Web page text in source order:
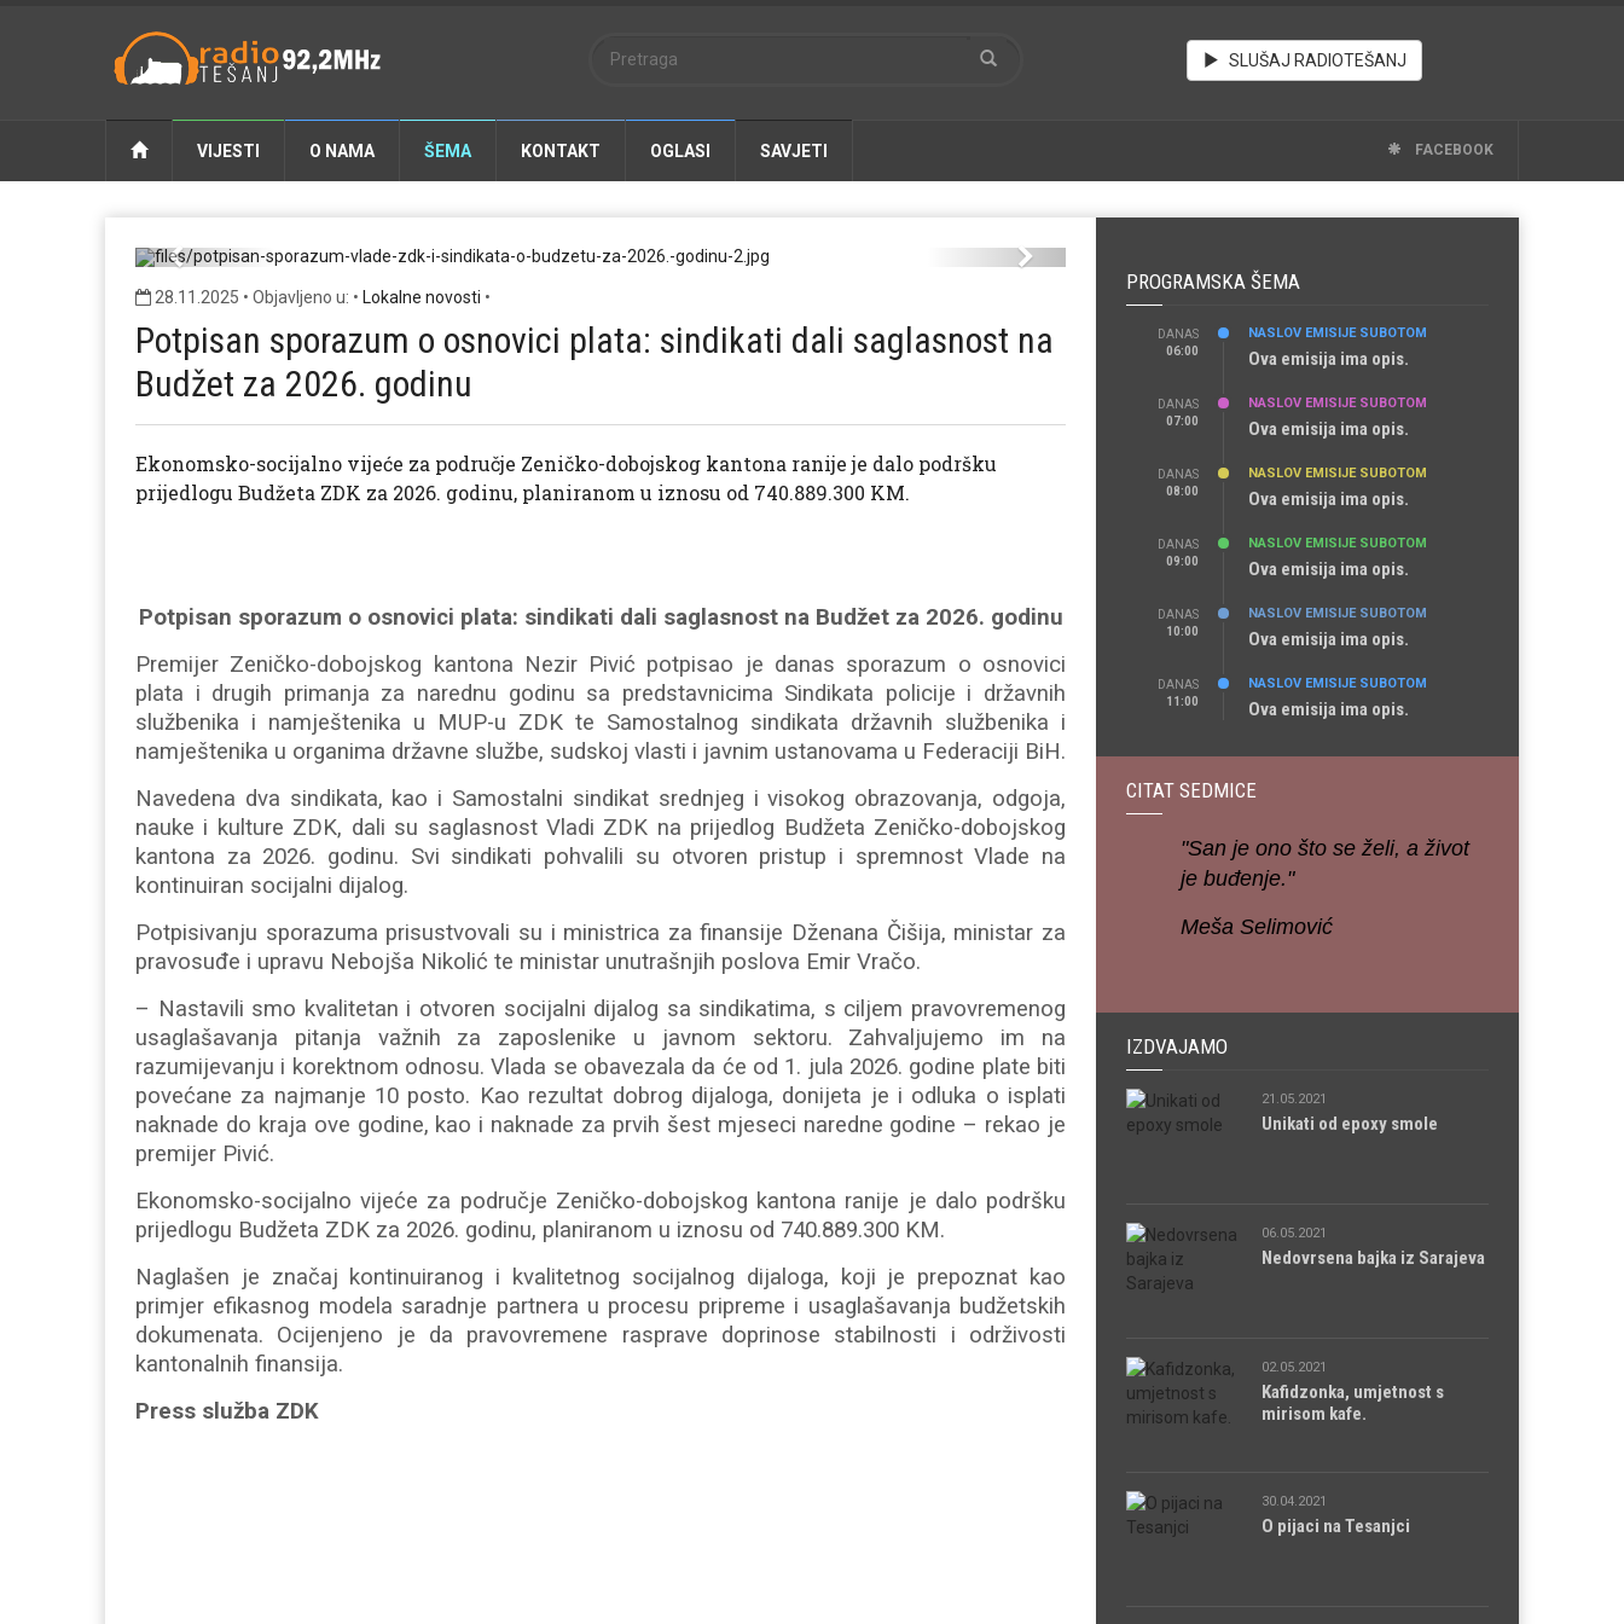
SLUŠAJ RADIOTEŠANJ
VIJESTI O NAMA ŠEMA KONTAKT OGLASI SAVJETI FACEBOOK
Previous Next
28.11.2025 • Objavljeno u: • Lokalne novosti •
Potpisan sporazum o osnovici plata: sindikati dali saglasnost na
Budžet za 2026. godinu
Ekonomsko-socijalno vijeće za područje Zeničko-dobojskog kantona ranije je dalo podršku
prijedlogu Budžeta ZDK za 2026. godinu, planiranom u iznosu od 740.889.300 KM.
Potpisan sporazum o osnovici plata: sindikati dali saglasnost na Budžet za 2026. godinu
Premijer Zeničko-dobojskog kantona Nezir Pivić potpisao je danas sporazum o osnovici
plata i drugih primanja za narednu godinu sa predstavnicima Sindikata policije i državnih
službenika i namještenika u MUP-u ZDK te Samostalnog sindikata državnih službenika i
namještenika u organima državne službe, sudskoj vlasti i javnim ustanovama u Federaciji BiH.
Navedena dva sindikata, kao i Samostalni sindikat srednjeg i visokog obrazovanja, odgoja,
nauke i kulture ZDK, dali su saglasnost Vladi ZDK na prijedlog Budžeta Zeničko-dobojskog
kantona za 2026. godinu. Svi sindikati pohvalili su otvoren pristup i spremnost Vlade na
kontinuiran socijalni dijalog.
Potpisivanju sporazuma prisustvovali su i ministrica za finansije Dženana Čišija, ministar za
pravosuđe i upravu Nebojša Nikolić te ministar unutrašnjih poslova Emir Vračo.
– Nastavili smo kvalitetan i otvoren socijalni dijalog sa sindikatima, s ciljem pravovremenog
usaglašavanja pitanja važnih za zaposlenike u javnom sektoru. Zahvaljujemo im na
razumijevanju i korektnom odnosu. Vlada se obavezala da će od 1. jula 2026. godine plate biti
povećane za najmanje 10 posto. Kao rezultat dobrog dijaloga, donijeta je i odluka o isplati
naknade do kraja ove godine, kao i naknade za prvih šest mjeseci naredne godine – rekao je
premijer Pivić.
Ekonomsko-socijalno vijeće za područje Zeničko-dobojskog kantona ranije je dalo podršku
prijedlogu Budžeta ZDK za 2026. godinu, planiranom u iznosu od 740.889.300 KM.
Naglašen je značaj kontinuiranog i kvalitetnog socijalnog dijaloga, koji je prepoznat kao
primjer efikasnog modela saradnje partnera u procesu pripreme i usaglašavanja budžetskih
dokumenata. Ocijenjeno je da pravovremene rasprave doprinose stabilnosti i održivosti
kantonalnih finansija.
Press služba ZDK
PROGRAMSKA ŠEMA
DANAS
06:00
NASLOV EMISIJE SUBOTOM
Ova emisija ima opis.
DANAS
07:00
NASLOV EMISIJE SUBOTOM
Ova emisija ima opis.
DANAS
08:00
NASLOV EMISIJE SUBOTOM
Ova emisija ima opis.
DANAS
09:00
NASLOV EMISIJE SUBOTOM
Ova emisija ima opis.
DANAS
10:00
NASLOV EMISIJE SUBOTOM
Ova emisija ima opis.
DANAS
11:00
NASLOV EMISIJE SUBOTOM
Ova emisija ima opis.
CITAT SEDMICE
"San je ono što se želi, a život
je buđenje."
Meša Selimović
IZDVAJAMO
21.05.2021
Unikati od epoxy smole
06.05.2021
Nedovrsena bajka iz Sarajeva
02.05.2021
Kafidzonka, umjetnost s
mirisom kafe.
30.04.2021
O pijaci na Tesanjci